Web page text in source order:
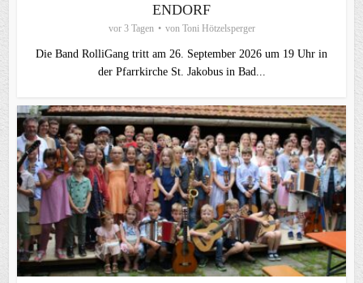
ENDORF
vor 3 Tagen von Toni Hötzelsperger
Die Band RolliGang tritt am 26. September 2026 um 19 Uhr in
der Pfarrkirche St. Jakobus in Bad...